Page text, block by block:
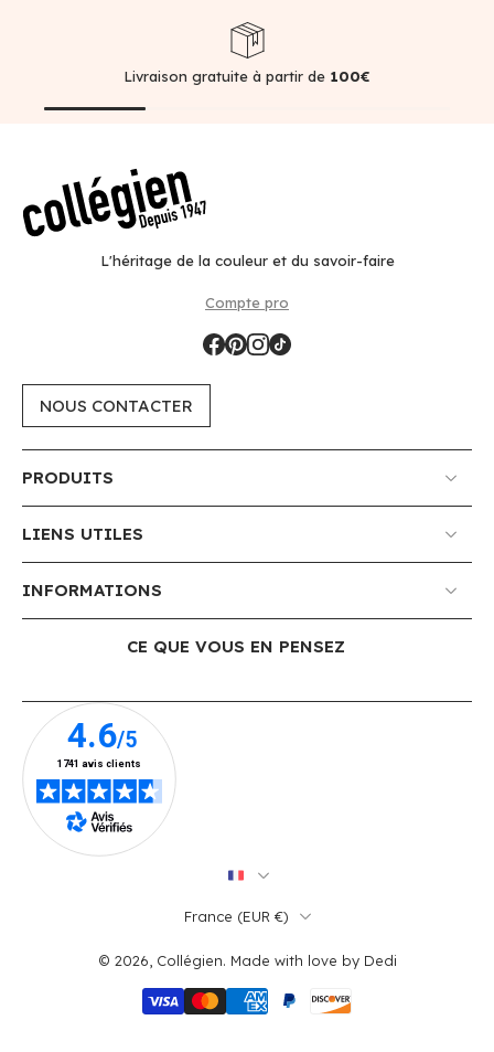
Livraison gratuite à partir de 100€
L'héritage de la couleur et du savoir-faire
Compte pro
NOUS CONTACTER
PRODUITS
LIENS UTILES
INFORMATIONS
CE QUE VOUS EN PENSEZ
France ‎(EUR €)‎
© 2026, Collégien. Made with love by Dedi